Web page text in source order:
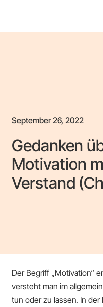
September 26, 2022
Gedanken
Motivation
Verstand
Der Begriff „Motivation“
versteht man im
tun oder zu lassen. In